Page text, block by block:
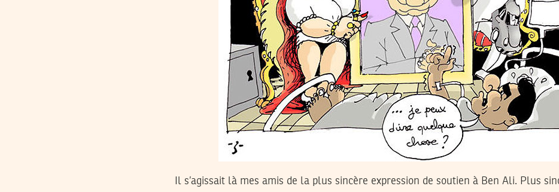
Il s’agissait là mes amis de la plus sincère expression de soutien à Ben Ali. Plus